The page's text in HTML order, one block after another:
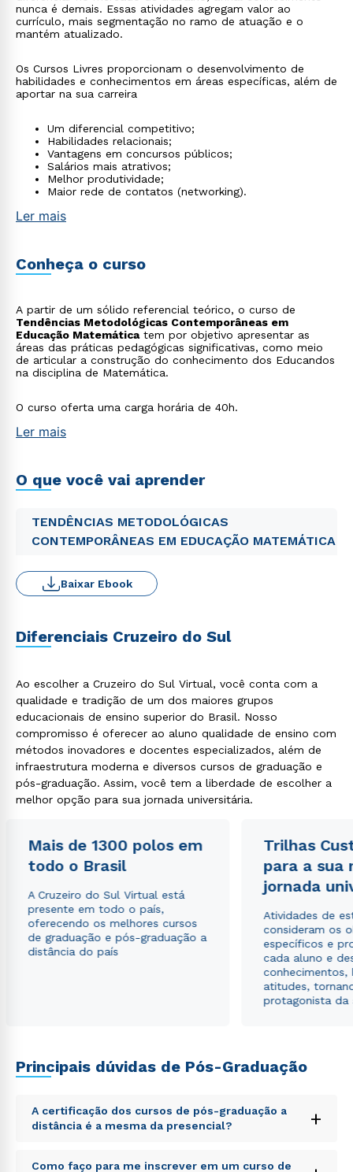
nunca é demais. Essas atividades agregam valor ao
currículo, mais segmentação no ramo de atuação e o
mantém atualizado.
Os Cursos Livres proporcionam o desenvolvimento de
habilidades e conhecimentos em áreas específicas, além de
aportar na sua carreira
Um diferencial competitivo;
Habilidades relacionais;
Vantagens em concursos públicos;
Salários mais atrativos;
Melhor produtividade;
Maior rede de contatos (networking).
Ler mais
Conheça o curso
A partir de um sólido referencial teórico, o curso de
Tendências Metodológicas Contemporâneas em
Educação Matemáticatem por objetivo apresentar as
áreas das práticas pedagógicas significativas, como meio
de articular a construção do conhecimento dos Educandos
na disciplina de Matemática.
O curso oferta uma carga horária de 40h.
Ler mais
O que você vai aprender
TENDÊNCIAS METODOLÓGICAS
CONTEMPORÂNEAS EM EDUCAÇÃO MATEMÁTICA
Baixar Ebook
Diferenciais Cruzeiro do Sul
Ao escolher a Cruzeiro do Sul Virtual, você conta com a
qualidade e tradição de um dos maiores grupos
educacionais de ensino superior do Brasil. Nosso
compromisso é oferecer ao aluno qualidade de ensino com
métodos inovadores e docentes especializados, além de
infraestrutura moderna e diversos cursos de graduação e
pós-graduação. Assim, você tem a liberdade de escolher a
melhor opção para sua jornada universitária.
Mais de 1300 polos em
todo o Brasil
A Cruzeiro do Sul Virtual está
presente em todo o país,
oferecendo os melhores cursos
de graduação e pós-graduação a
distância do país
Trilhas
para a sua
jornada
Atividades de
consideram os
específicos e
cada aluno e
conhecimentos,
atitudes,
protagonista da
Principais dúvidas de Pós-Graduação
A certificação dos cursos de pós-graduação a
distância é a mesma da presencial?
+
Sed ut perspiciatis unde omnis iste natus error sit
Como faço para me inscrever em um curso de
Rápido e fácil
WhatsApp
ou
autorizo que meus dados sejam utilizados para o
envio de conteúdos da Cruzeiro do Sul.